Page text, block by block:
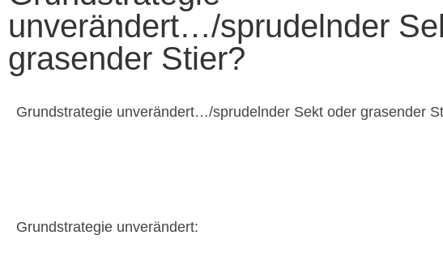
unverändert…/sprudelnder
grasender Stier?
Grundstrategie unverändert…/sprudelnder Sekt oder grasender
Grundstrategie unverändert: